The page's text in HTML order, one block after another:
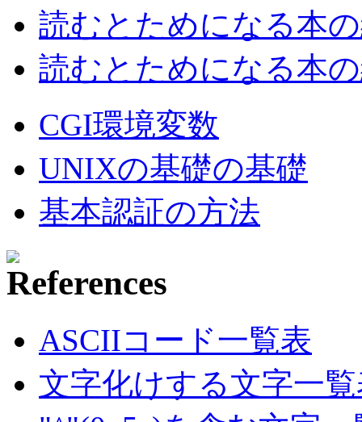
読むとためになる本
読むとためになる本
CGI環境変数
UNIXの基礎の基礎
基本認証の方法
ASCIIコード一覧表
文字化けする文字一